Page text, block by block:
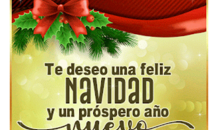
▷GIF de Feliz Navidad 2025【❤️】